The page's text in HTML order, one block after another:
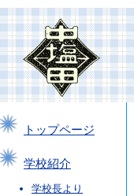
トップページ
学校紹介
学校長より